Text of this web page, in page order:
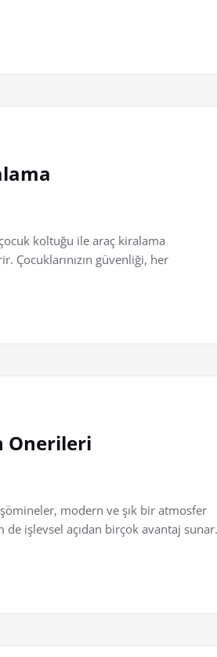
koltuğu ile araç kiralama
Çocuklarınızın güvenliği, her
Onerileri
modern ve şık bir atmosfer
işlevsel açıdan birçok avantaj sunar.